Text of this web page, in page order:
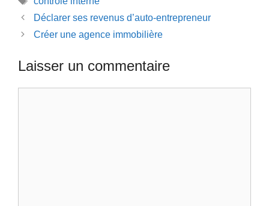
Déclarer ses revenus d’auto-entrepreneur
Créer une agence immobilière
Laisser un commentaire